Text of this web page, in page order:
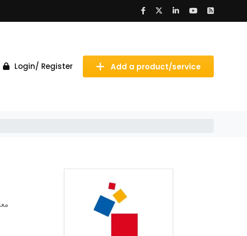
Add a product/service
Login/ Register